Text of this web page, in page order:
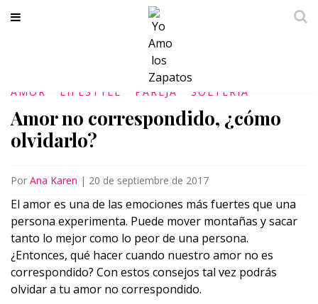
AMOR LIFESTYLE PAREJA SOLTERÍA
Amor no correspondido, ¿cómo
olvidarlo?
Por Ana Karen | 20 de septiembre de 2017
El amor es una de las emociones más fuertes que una
persona experimenta. Puede mover montañas y sacar
tanto lo mejor como lo peor de una persona.
¿Entonces, qué hacer cuando nuestro amor no es
correspondido? Con estos consejos tal vez podrás
olvidar a tu amor no correspondido.